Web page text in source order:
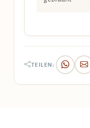
TEILEN: